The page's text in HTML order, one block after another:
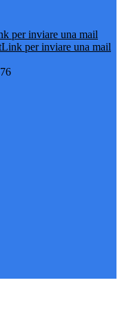
per inviare una mail
Link per inviare una mail